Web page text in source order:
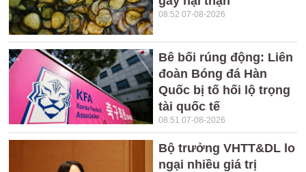
08:52 07-08-2026
Bê bối rúng động: Liên
đoàn Bóng đá Hàn
Quốc bị tố hối lộ trọng
tài quốc tế
08:51 07-08-2026
Bộ trưởng VHTT&DL lo
ngại nhiều giá trị